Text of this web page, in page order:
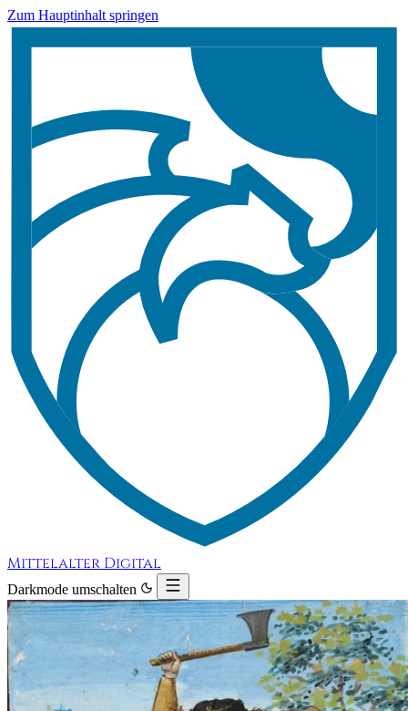
Zum Hauptinhalt springen
Mittelalter Digital
Darkmode umschalten